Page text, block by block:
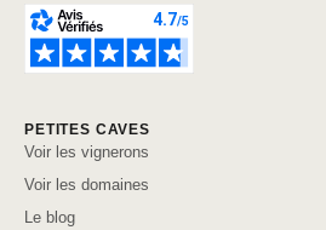
PETITES CAVES
Voir les vignerons
Voir les domaines
Le blog